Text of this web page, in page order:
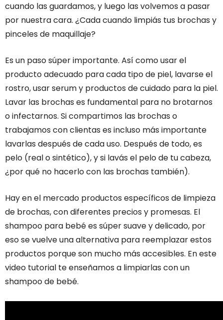
cuando las guardamos, y luego las volvemos a pasar
por nuestra cara. ¿Cada cuando limpiás tus brochas y
pinceles de maquillaje?
Es un paso súper importante. Así como usar el
producto adecuado para cada tipo de piel, lavarse el
rostro, usar serum y productos de cuidado para la piel.
Lavar las brochas es fundamental para no brotarnos
o infectarnos. Si compartimos las brochas o
trabajamos con clientas es incluso más importante
lavarlas después de cada uso. Después de todo, es
pelo (real o sintético), y si lavás el pelo de tu cabeza,
¿por qué no hacerlo con las brochas también).
Hay en el mercado productos específicos de limpieza
de brochas, con diferentes precios y promesas. El
shampoo para bebé es súper suave y delicado, por
eso se vuelve una alternativa para reemplazar estos
productos porque son mucho más accesibles. En este
video tutorial te enseñamos a limpiarlas con un
shampoo de bebé.